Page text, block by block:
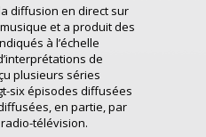
diffusion en direct sur
et a produit des
à l’échelle
de
plusieurs séries
six épisodes diffusées
en partie, par
télévision.